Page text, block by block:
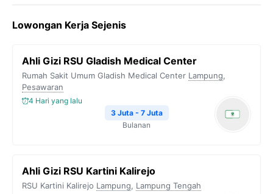
Lowongan Kerja Sejenis
Ahli Gizi RSU Gladish Medical Center
Rumah Sakit Umum Gladish Medical Center Lampung,
Pesawaran
4 Hari yang lalu
3 Juta - 7 Juta
Bulanan
Ahli Gizi RSU Kartini Kalirejo
RSU Kartini Kalirejo Lampung, Lampung Tengah